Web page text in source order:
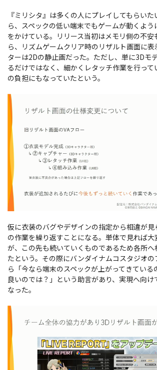
『ミリシタ』は多くの人にプレイしてもらい
ら、スペックの低い端末でもゲームが動くよう
をかけている。リリース当初はメモリ側の不安
ら、リズムゲームクリア時のリザルト画面に表
ターは2Dの静止画だった。ただし、単に3Dモ
るだけではなく、細かくレタッチ作業を行って
の負担にもなっていたという。
仮に衣装のバグやデザインの指定から相違が
の作業を繰り返すことになる。単体で見れば
が、この先も続いていくものであるため各所へ
たという。その際にバンダイナムコスタジオ
ら「今なら端末のスペックが上がってきている
良いのでは？」という助言があり、実現へ向け
なった。